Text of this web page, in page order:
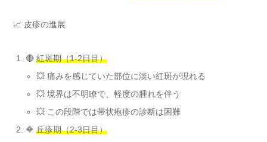
📈 皮疹の進展
🔴 紅斑期（1-2日目）
💥 痛みを感じていた部位に淡い紅斑が現れる
💥 境界は不明瞭で、軽度の腫れを伴う
💥 この段階では帯状疱疹の診断は困難
🔶 丘疹期（2-3日目）